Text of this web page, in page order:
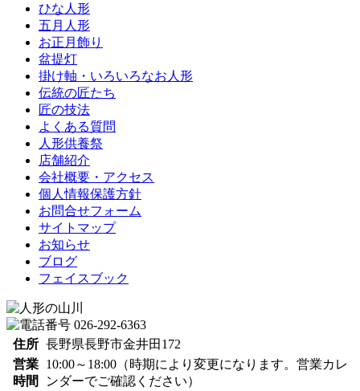
ひな人形
五月人形
お正月飾り
盆提灯
掛け軸・いろいろなお人形
伝統の匠たち
匠の技法
よくある質問
人形供養祭
店舗紹介
会社概要・アクセス
個人情報保護方針
お問合せフォーム
サイトマップ
お知らせ
ブログ
フェイスブック
住所 長野県長野市金井田172
営業
時間
10:00～18:00（時期により変更になります。営業カレ
ンダーでご確認ください）